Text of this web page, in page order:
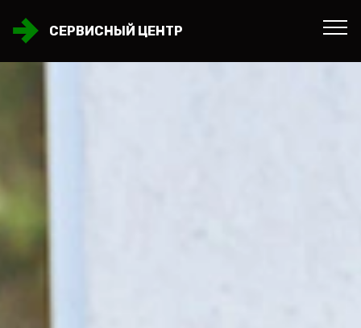
СЕРВИСНЫЙ ЦЕНТР